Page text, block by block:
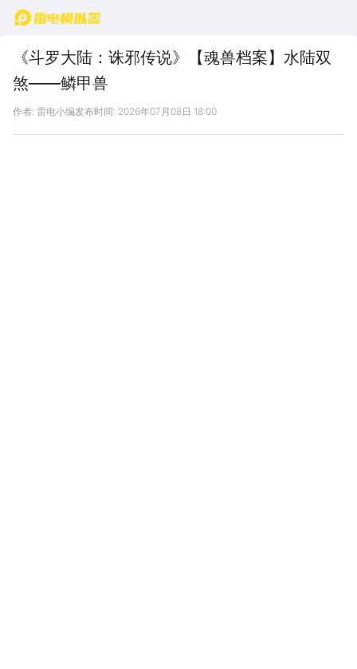
首页
《斗罗大陆：诛邪传说》【魂兽档案】水陆双
煞——鳞甲兽
作者: 雷电小编发布时间: 2026年07月08日 18:00